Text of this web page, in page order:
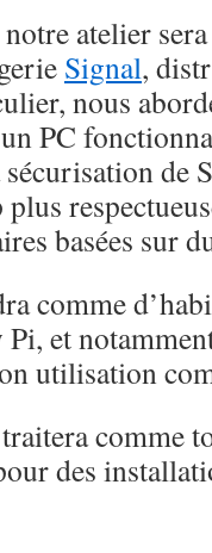
atelier
Signal,
nous
PC
de
basées sur
comme
et
utilisation
comme
des